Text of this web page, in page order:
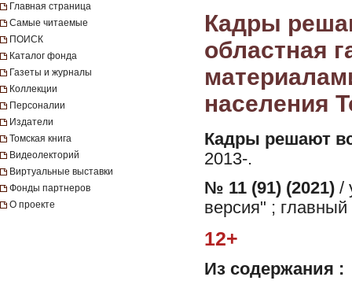
Главная страница
Самые читаемые
ПОИСК
Каталог фонда
Газеты и журналы
Коллекции
Персоналии
Издатели
Томская книга
Видеолекторий
Виртуальные выставки
Фонды партнеров
О проекте
Кадры
областная
населения
Кадры решают
2013-.
№ 11 (91) (2021) /
версия" ;
12+
Из содержания :